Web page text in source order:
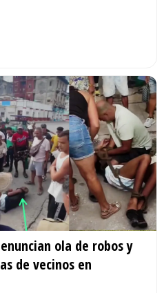
ola de robos y
de vecinos en